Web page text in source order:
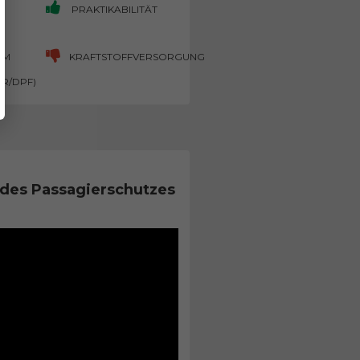
PRAKTIKABILITÄT
KRAFTSTOFFVERSORGUNG
DPF)
Passagierschutzes